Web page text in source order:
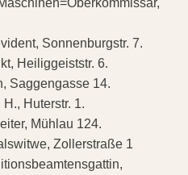
Sonnenburgstr. 7.
Heiliggeiststr. 6.
Saggengasse 14.
Huterstr. 1.
Mühlau 124.
Zollerstraße 1